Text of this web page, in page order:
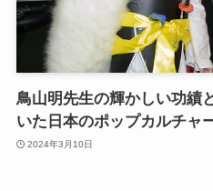
鳥山明先生の輝かしい功績
いた日本のポップカルチャ
2024年3月10日